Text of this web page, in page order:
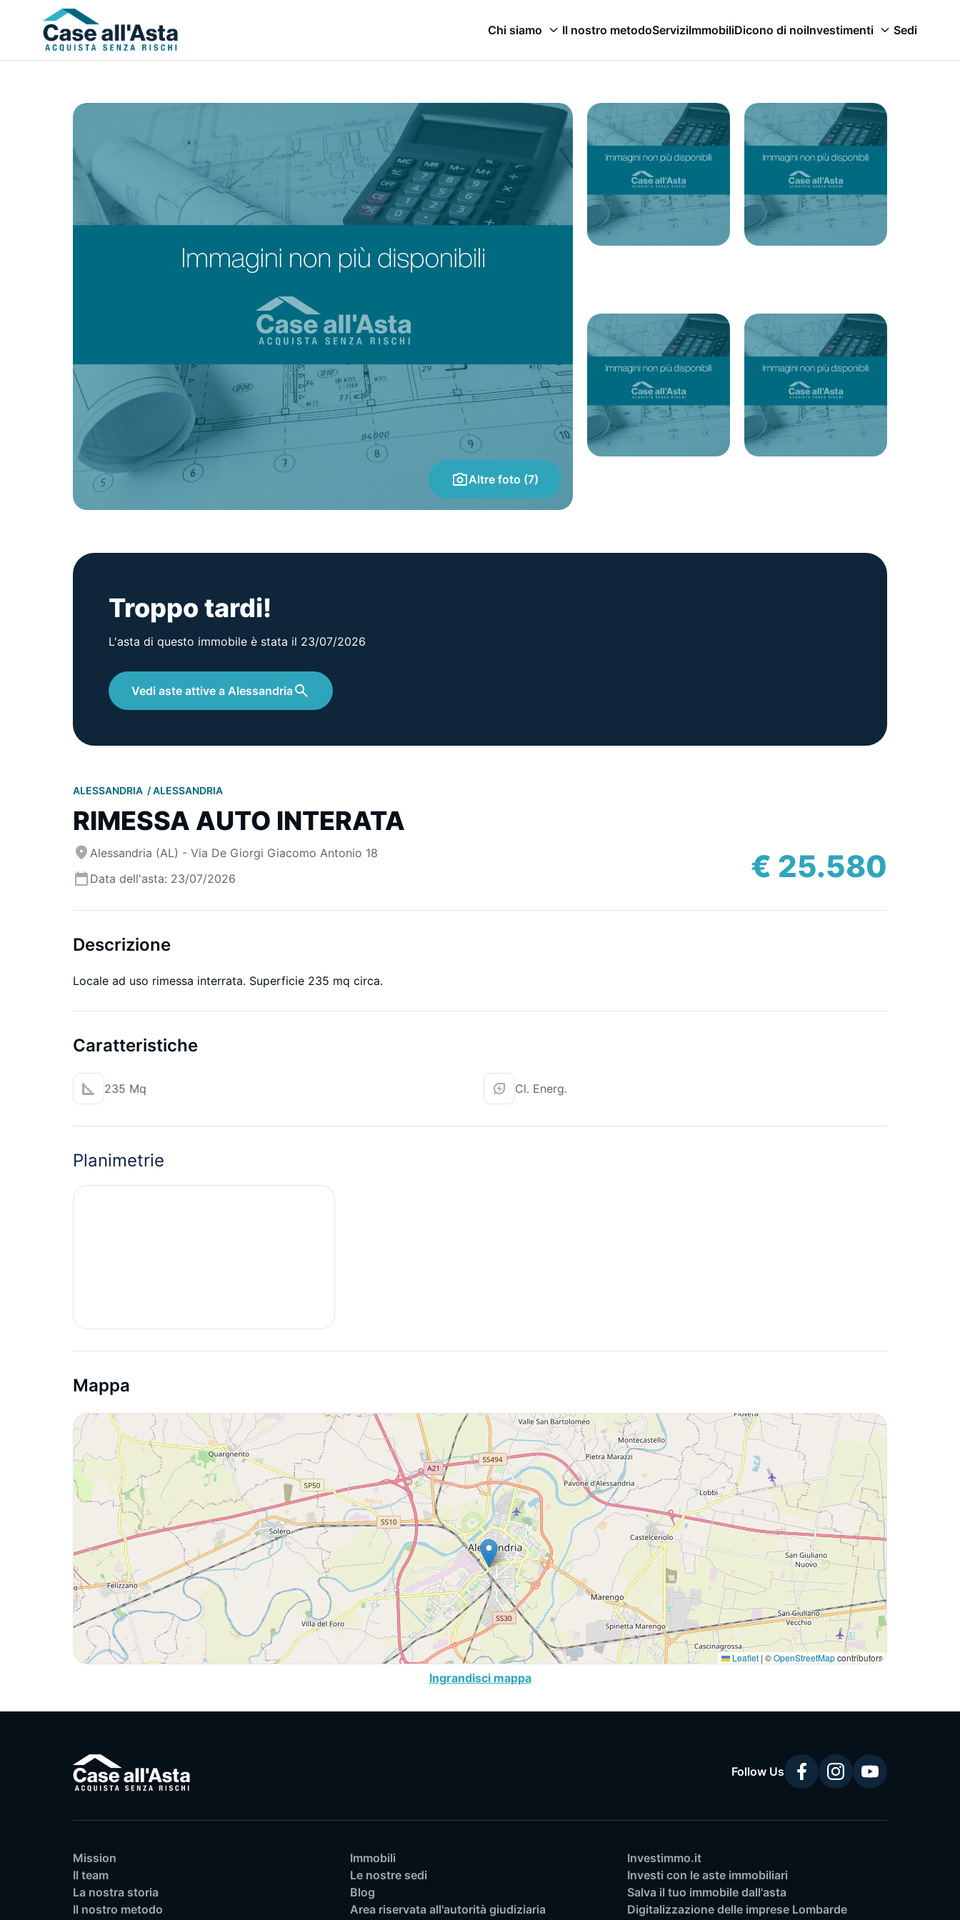
Chi siamo Il nostro metodoServiziImmobiliDicono di noiInvestimenti Sedi
Altre foto (7)
Troppo tardi!
L'asta di questo immobile è stata il 23/07/2026
Vedi aste attive a Alessandria
ALESSANDRIA ALESSANDRIA
RIMESSA AUTO INTERATA
Alessandria (AL) - Via De Giorgi Giacomo Antonio 18
Data dell'asta: 23/07/2026
€ 25.580
Descrizione
Locale ad uso rimessa interrata. Superficie 235 mq circa.
Caratteristiche
235 Mq Cl. Energ.
Planimetrie
Mappa
Leaflet | ©OpenStreetMapcontributors
Ingrandisci mappa
Follow Us
Mission
Il team
La nostra storia
Il nostro metodo
Immobili
Le nostre sedi
Blog
Area riservata all'autorità giudiziaria
Investimmo.it
Investi con le aste immobiliari
Salva il tuo immobile dall'asta
Digitalizzazione delle imprese Lombarde